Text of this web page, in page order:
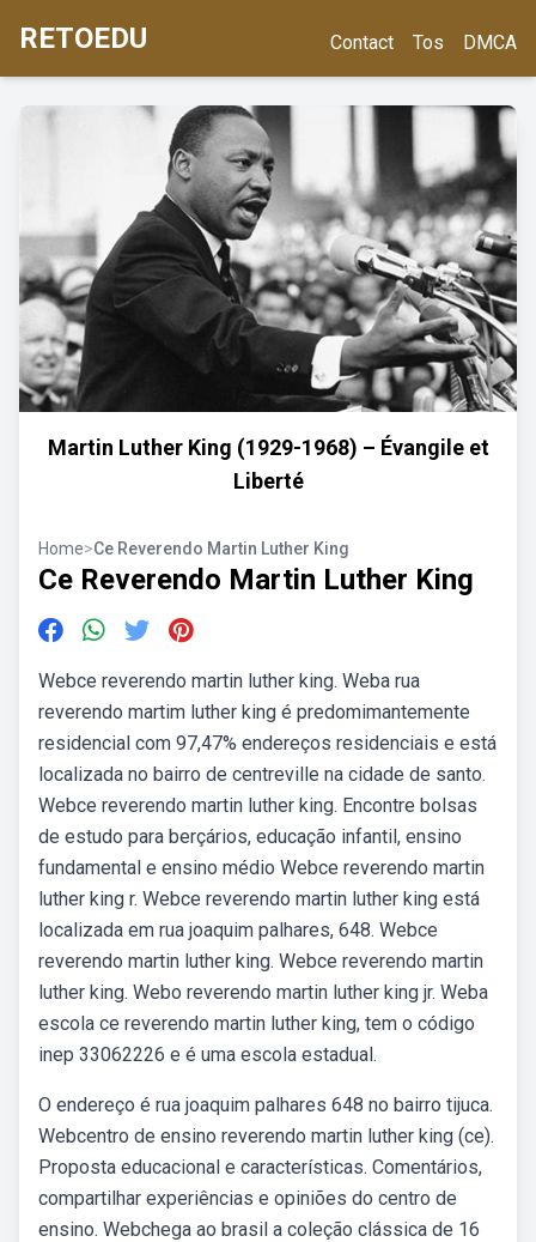
RETOEDU Contact Tos DMCA
Martin Luther King (1929-1968) – Évangile et
Liberté
Home>Ce Reverendo Martin Luther King
Ce Reverendo Martin Luther King
Webce reverendo martin luther king. Weba rua
reverendo martim luther king é predomimantemente
residencial com 97,47% endereços residenciais e está
localizada no bairro de centreville na cidade de santo.
Webce reverendo martin luther king. Encontre bolsas
de estudo para berçários, educação infantil, ensino
fundamental e ensino médio Webce reverendo martin
luther king r. Webce reverendo martin luther king está
localizada em rua joaquim palhares, 648. Webce
reverendo martin luther king. Webce reverendo martin
luther king. Webo reverendo martin luther king jr. Weba
escola ce reverendo martin luther king, tem o código
inep 33062226 e é uma escola estadual.
O endereço é rua joaquim palhares 648 no bairro tijuca.
Webcentro de ensino reverendo martin luther king (ce).
Proposta educacional e características. Comentários,
compartilhar experiências e opiniões do centro de
ensino. Webchega ao brasil a coleção clássica de 16